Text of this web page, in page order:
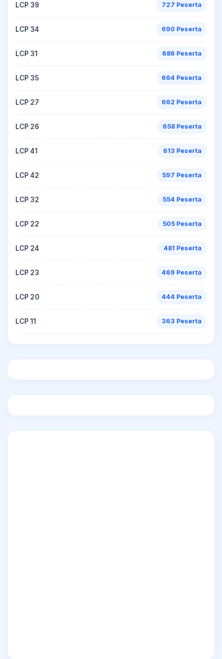
LCP 39 727 Peserta
LCP 34 690 Peserta
LCP 31 686 Peserta
LCP 35 664 Peserta
LCP 27 662 Peserta
LCP 26 658 Peserta
LCP 41 613 Peserta
LCP 42 597 Peserta
LCP 32 554 Peserta
LCP 22 505 Peserta
LCP 24 481 Peserta
LCP 23 469 Peserta
LCP 20 444 Peserta
LCP 11 363 Peserta